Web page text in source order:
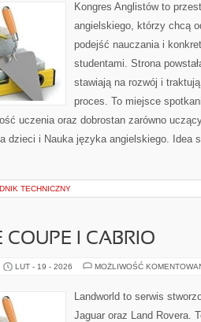
Kongres Anglistów to
angielskiego, którzy chcą
podejść nauczania i
studentami. Strona
stawiają na rozwój i
proces. To miejsce
uczenia oraz dobrostan zarówno
dzieci i Nauka języka angielskiego. Idea
TECHNICZNY
COUPE I CABRIO
LUT - 19 - 2026 MOŻLIWOŚĆ
Landworld to serwis
Jaguar oraz Land Rovera.